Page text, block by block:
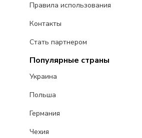
Правила использования
Контакты
Стать партнером
Популярные страны
Украина
Польша
Германия
Чехия